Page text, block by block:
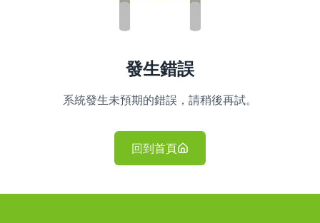
發生錯誤
系統發生未預期的錯誤，請稍後再試。
回到首頁